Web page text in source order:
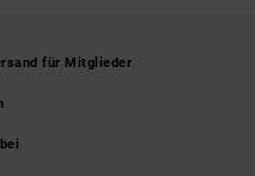
für Mitglieder